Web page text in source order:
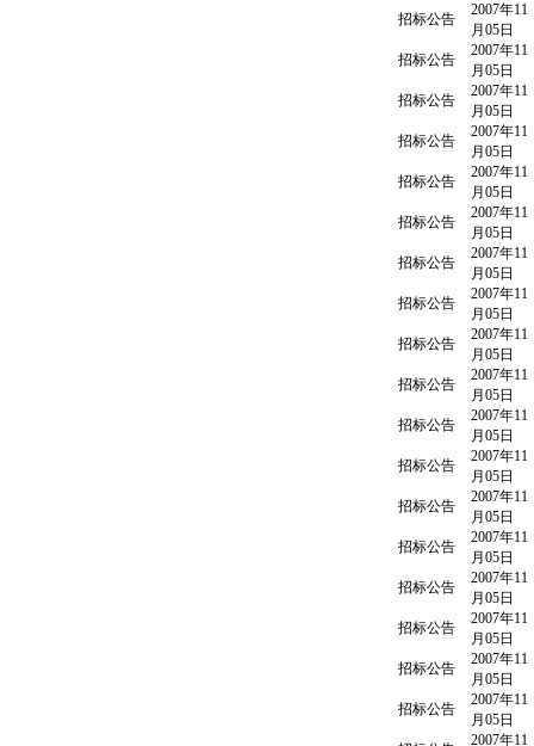
招标公告
2007年11
月05日
招标公告
2007年11
月05日
招标公告
2007年11
月05日
招标公告
2007年11
月05日
招标公告
2007年11
月05日
招标公告
2007年11
月05日
招标公告
2007年11
月05日
招标公告
2007年11
月05日
招标公告
2007年11
月05日
招标公告
2007年11
月05日
招标公告
2007年11
月05日
招标公告
2007年11
月05日
招标公告
2007年11
月05日
招标公告
2007年11
月05日
招标公告
2007年11
月05日
招标公告
2007年11
月05日
招标公告
2007年11
月05日
招标公告
2007年11
月05日
2007年11